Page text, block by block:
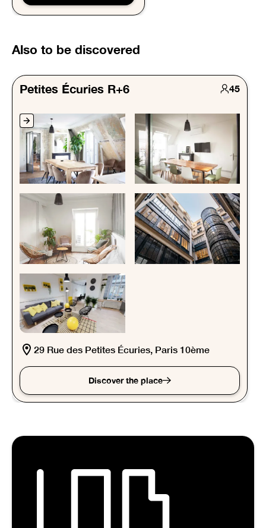
Also to be discovered
Petites Écuries R+6 45
29 Rue des Petites Écuries, Paris 10ème
Discover the place